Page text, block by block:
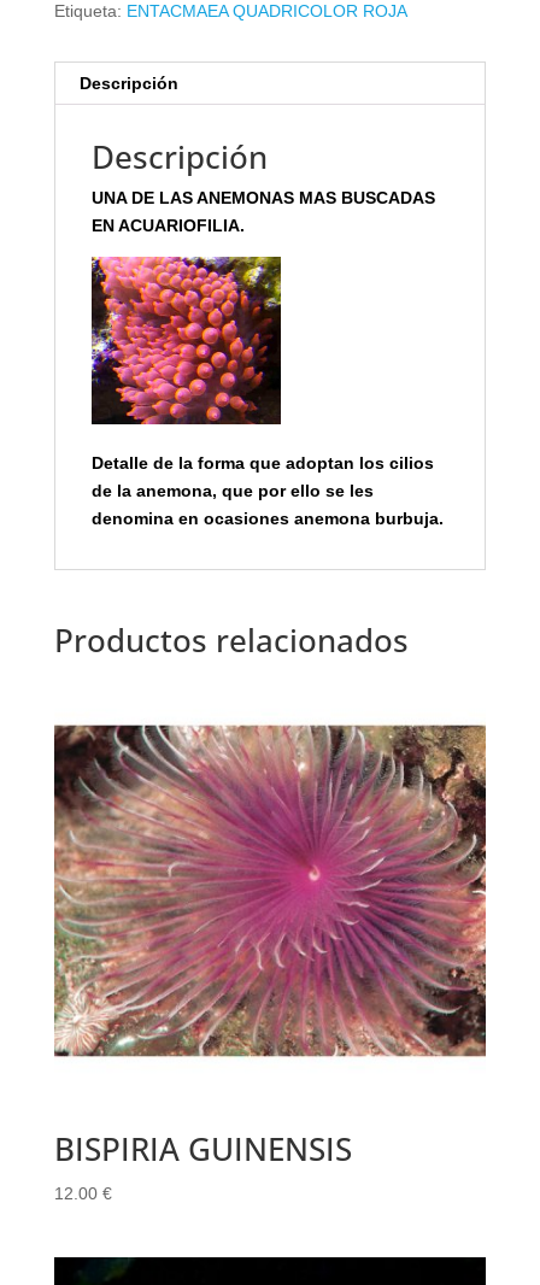
Etiqueta: ENTACMAEA QUADRICOLOR ROJA
Descripción
Descripción
UNA DE LAS ANEMONAS MAS BUSCADAS
EN ACUARIOFILIA.
Detalle de la forma que adoptan los cilios
de la anemona, que por ello se les
denomina en ocasiones anemona burbuja.
Productos relacionados
BISPIRIA GUINENSIS
12.00 €